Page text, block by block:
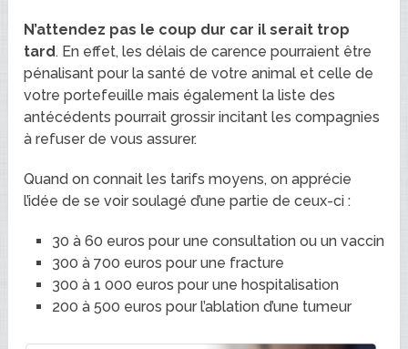
N’attendez pas le coup dur car il serait trop
tard. En effet, les délais de carence pourraient être
pénalisant pour la santé de votre animal et celle de
votre portefeuille mais également la liste des
antécédents pourrait grossir incitant les compagnies
à refuser de vous assurer.
Quand on connait les tarifs moyens, on apprécie
l’idée de se voir soulagé d’une partie de ceux-ci :
30 à 60 euros pour une consultation ou un vaccin
300 à 700 euros pour une fracture
300 à 1 000 euros pour une hospitalisation
200 à 500 euros pour l’ablation d’une tumeur